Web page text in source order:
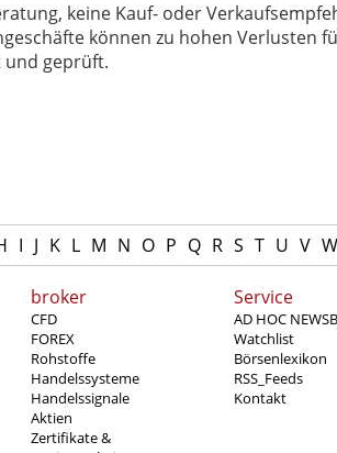
keine Kauf- oder
können zu hohen Verlusten
geprüft.
I J K L M N O P Q R S T U V W
broker
CFD
FOREX
Rohstoffe
Handelssysteme
Handelssignale
Aktien
Zertifikate &
Service
AD HOC
Watchlist
Börsenlexikon
RSS_Feeds
Kontakt